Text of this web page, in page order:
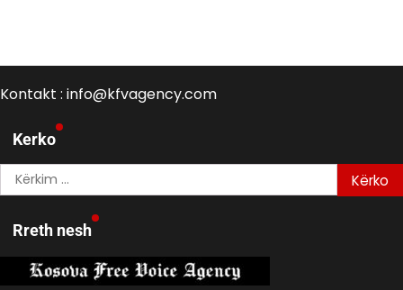
Kontakt : info@kfvagency.com
Kerko
Kërko
për:
Rreth nesh